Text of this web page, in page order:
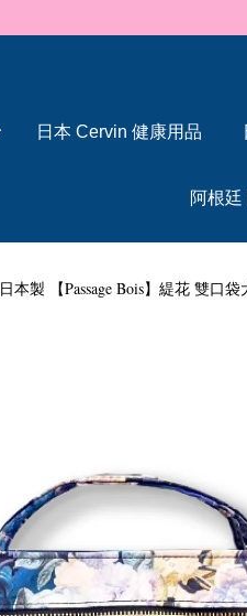
🐍 2025
日本 Cervin 健康用品
阿根
日本製 【Passage Bois】緹花 雙口